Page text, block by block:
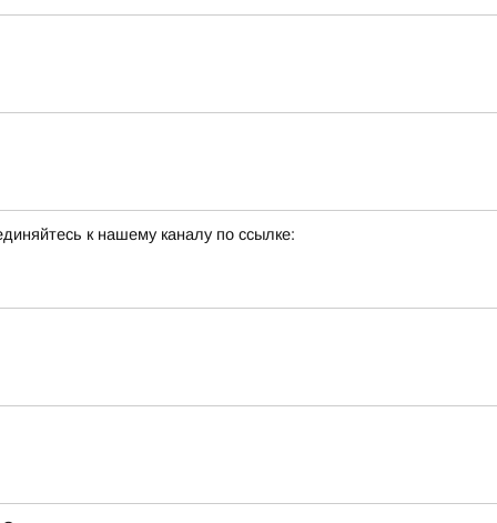
к нашему каналу по ссылке: